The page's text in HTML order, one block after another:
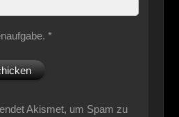
*
Akismet, um Spam zu